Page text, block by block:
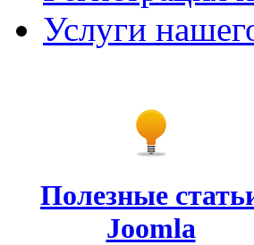
Услуги
Полезные
Joomla